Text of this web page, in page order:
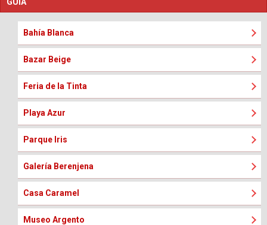
Bahía Blanca
Bazar Beige
Feria de la Tinta
Playa Azur
Parque Iris
Galería Berenjena
Casa Caramel
Museo Argento